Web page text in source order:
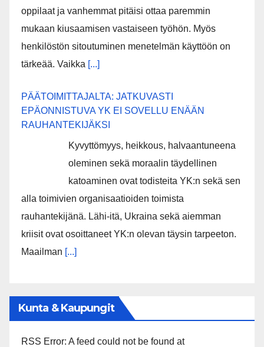
oppilaat ja vanhemmat pitäisi ottaa paremmin
mukaan kiusaamisen vastaiseen työhön. Myös
henkilöstön sitoutuminen menetelmän käyttöön on
tärkeää. Vaikka [...]
PÄÄTOIMITTAJALTA: JATKUVASTI
EPÄONNISTUVA YK EI SOVELLU ENÄÄN
RAUHANTEKIJÄKSI
Kyvyttömyys, heikkous, halvaantuneena
oleminen sekä moraalin täydellinen
katoaminen ovat todisteita YK:n sekä sen
alla toimivien organisaatioiden toimista
rauhantekijänä. Lähi-itä, Ukraina sekä aiemman
kriisit ovat osoittaneet YK:n olevan täysin tarpeeton.
Maailman [...]
Kunta & Kaupungit
RSS Error: A feed could not be found at